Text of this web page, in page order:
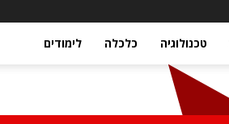
טכנולוגיה כלכלה לימודים